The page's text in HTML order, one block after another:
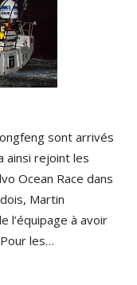
sont arrivés
ainsi rejoint les
Ocean Race dans
Martin
l’équipage à avoir
les…